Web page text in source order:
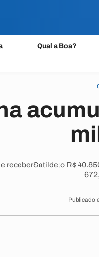
Qual a Boa?
receber&atilde;o R$
Publicado